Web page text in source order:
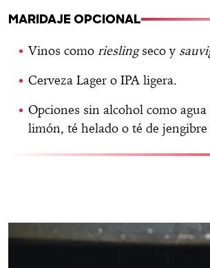
MARIDAJE OPCIONAL
Vinos como rieslingseco y
Cerveza Lager o IPA ligera.
Opciones sin alcohol como
limón, té helado o té de